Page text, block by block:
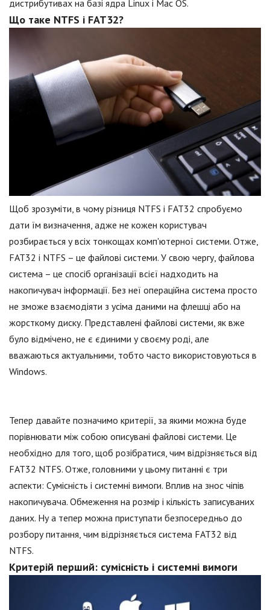
дистрибутивах на базі ядра Linux і Mac OS.
Що таке NTFS і FAT32?
Щоб зрозуміти, в чому різниця NTFS і FAT32 спробуємо
дати їм визначення, адже не кожен користувач
розбирається у всіх тонкощах комп'ютерної системи. Отже,
FAT32 і NTFS – це файлові системи. У свою чергу, файлова
система – це спосіб організації всієї надходить на
накопичувач інформації. Без неї операційна система просто
не зможе взаємодіяти з усіма даними на флешці або на
жорсткому диску. Представлені файлові системи, як вже
було відмічено, не є єдиними у своєму роді, але
вважаються актуальними, тобто часто використовуються в
Windows.
Тепер давайте позначимо критерії, за якими можна буде
порівнювати між собою описувані файлові системи. Це
необхідно для того, щоб розібратися, чим відрізняється від
FAT32 NTFS. Отже, головними у цьому питанні є три
аспекти: Сумісність і системні вимоги. Вплив на знос чіпів
накопичувача. Обмеження на розмір і кількість записуваних
даних. Ну а тепер можна приступати безпосередньо до
розбору питання, чим відрізняється система FAT32 від
NTFS.
Критерій перший: сумісність і системні вимоги